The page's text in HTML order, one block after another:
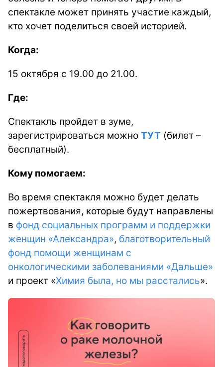
спектакле может принять участие каждый,
кто хочет поделиться своей историей.
Когда:
15 октября с 19.00 до 21.00.
Где:
Спектакль пройдет в зуме,
зарегистрироваться можно ТУТ (билет –
бесплатный).
Кому помогаем:
Во время спектакля можно будет делать
пожертвования, которые будут направлены
в фонд социальных программ и поддержки
женщин «Александра», благотворительный
фонд помощи женщинам с
онкологическими заболеваниями «Дальше»
и проект «Химия была, но мы расстались».